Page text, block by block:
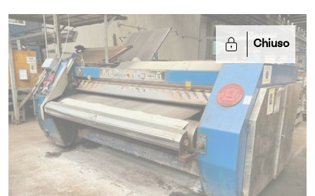
Chiuso